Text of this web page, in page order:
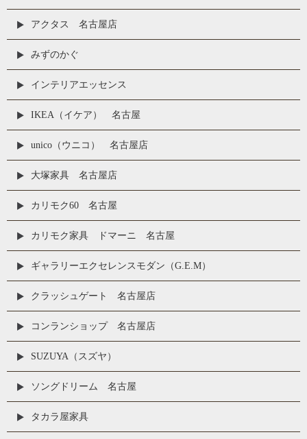
アクタス 名古屋店
みずのかぐ
インテリアエッセンス
IKEA（イケア） 名古屋
unico（ウニコ） 名古屋店
大塚家具 名古屋店
カリモク60 名古屋
カリモク家具 ドマーニ 名古屋
ギャラリーエクセレンスモダン（G.E.M）
クラッシュゲート 名古屋店
コンランショップ 名古屋店
SUZUYA（スズヤ）
ソングドリーム 名古屋
タカラ屋家具